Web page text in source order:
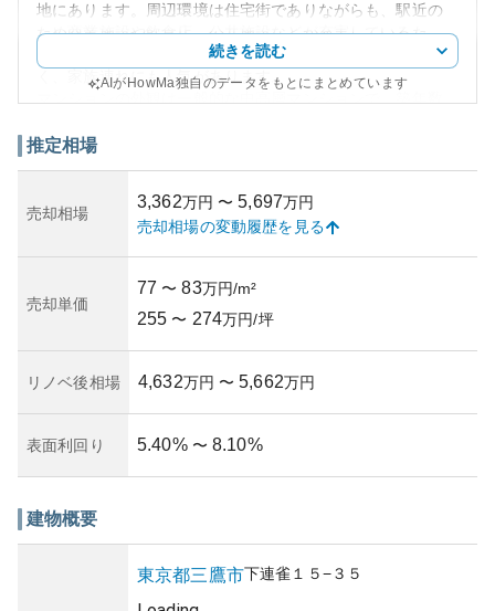
地にあります。周辺環境は住宅街でありながらも、駅近の
ため商業施設や飲食店、公共施設などが充実しているた
め、暮らしやすい地域です。近隣には教育施設や公園も多
く、家族連れにも人気があります。
いる様子です。管理状況が良好であることは、マンション
いため、安定した需要が見込まれます。ただし、都心への
アクセスの良さはあるものの、築年数の影響や中古物件市
場の動向により、将来の価格変動には注意が必要でしょ
所有リスクとしては、築年数が経過するに従って修繕費や
管理費の増加が予想されるため、その点を考慮して長期的
合も考えられます。
続きを読む
AIがHowMa独自のデータをもとにまとめています
推定相場
売却相場
3,362万円 〜 5,697万円
売却相場の変動履歴を見る
売却単価
77 〜 83万円/m²
255 〜 274万円/坪
リノベ後相場 4,632万円 〜 5,662万円
表面利回り 5.40% 〜 8.10%
建物概要
東京都三鷹市下連雀 １５−３５